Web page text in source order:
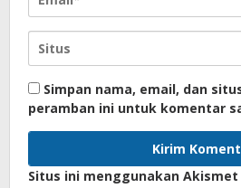
Simpan nama, email, dan
peramban ini untuk komentar
Situs ini menggunakan